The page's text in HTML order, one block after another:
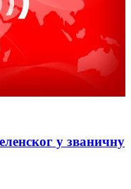
у званичну